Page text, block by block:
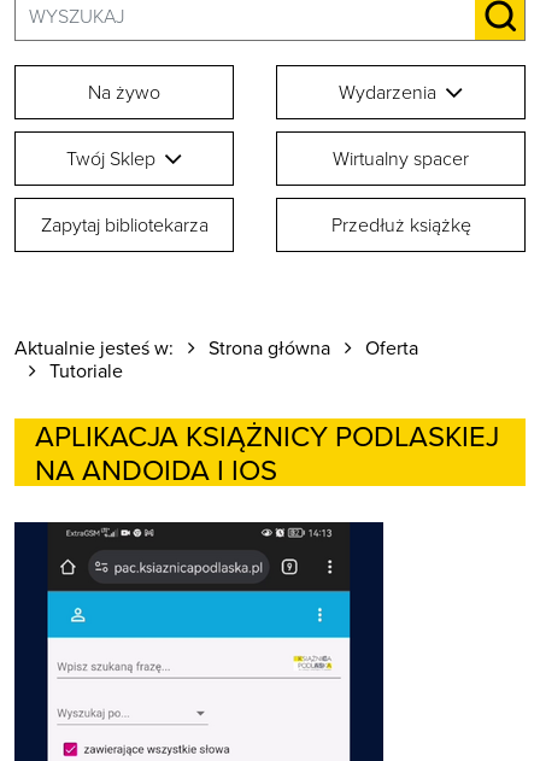
Na żywo Wydarzenia
Twój Sklep Wirtualny spacer
Zapytaj bibliotekarza Przedłuż książkę
Aktualnie jesteś w: Strona główna
Oferta
Tutoriale
APLIKACJA KSIĄŻNICY PODLASKIEJ
NA ANDOIDA I IOS